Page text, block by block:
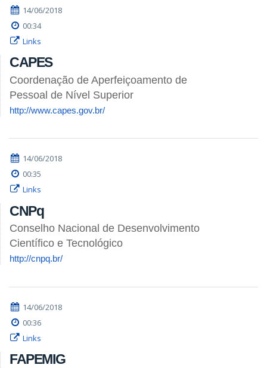
14/06/2018
00:34
Links
CAPES
Coordenação de Aperfeiçoamento de
Pessoal de Nível Superior
http://www.capes.gov.br/
14/06/2018
00:35
Links
CNPq
Conselho Nacional de Desenvolvimento
Científico e Tecnológico
http://cnpq.br/
14/06/2018
00:36
Links
FAPEMIG